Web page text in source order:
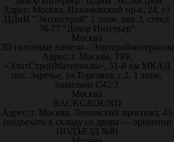
Адрес: Москва, Нахимовский пр-к, 24, с1
ЦДиИ "Экспострой" 1 этаж, пав.3, стенд
76-77 "Декор Интерьер"
Москва
3D гипсовые панели - Элитсройматериалы
Адрес: г. Москва, ТРК
«ЭлитСтройМатериалы», 51-й км МКАД
пос. Заречье, ул.Торговая, с.2, 1 этаж,
павильон С42/3
Москва
BACKGROUND
Адрес: г. Москва, Ленинский проспект, 45
(подъехать к складу со двора — ориентир
ПОДЪЕЗД №8)